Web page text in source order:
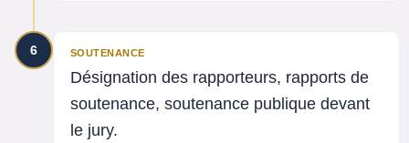
6 SOUTENANCE
Désignation des rapporteurs, rapports de
soutenance, soutenance publique devant
le jury.